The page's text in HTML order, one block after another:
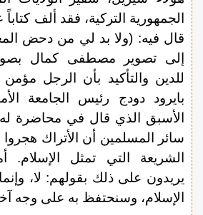
الجمهورية التركية، فقد ألف
قال فيه: (ولا بد لي من دحض
إلى تصوير مصطفى كمال
للدين والتأكيد بأن الرجل مؤمن
بايرود دودج رئيس الجامعة
سائر المسلمين أن الأتراك هجروا
الشريعة التي تمثل الإسلام.
يريدون على ذلك بقولهم: لا،
الإسلام، وسنحتفظ به على وجه